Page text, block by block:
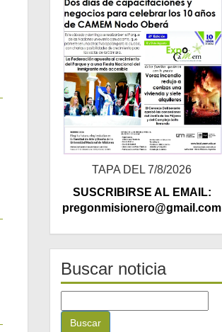
TAPA DEL 7/8/2026
SUSCRIBIRSE AL EMAIL:
pregonmisionero@gmail.com
Buscar noticia
u